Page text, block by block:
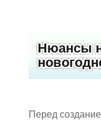
Нюансы
Перед